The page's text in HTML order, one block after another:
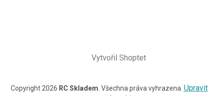
Vytvořil Shoptet
Copyright 2026 RC Skladem . Všechna práva vyhrazena. Upravit